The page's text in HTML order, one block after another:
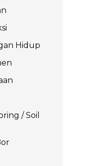
Hidup
/ Soil